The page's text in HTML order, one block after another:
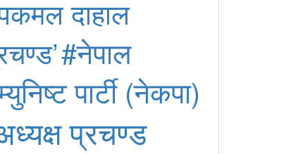
दाहाल
#नेपाल
पार्टी (नेकपा)
प्रचण्ड